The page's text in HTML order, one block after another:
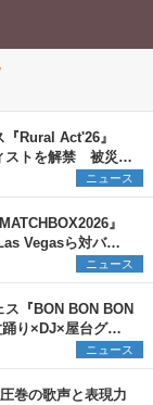
Rural Act'26』
ストを解禁 被災地
ニュース
』
Vegasら対バン
ニュース
『BON BON BON
り×DJ×屋台グル
ニュース
巻の歌声と表現力